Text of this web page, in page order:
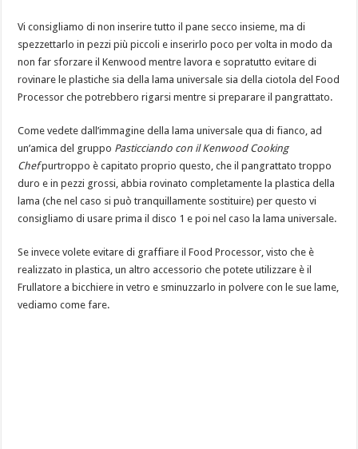
Vi consigliamo di non inserire tutto il pane secco insieme, ma di
spezzettarlo in pezzi più piccoli e inserirlo poco per volta in modo da
non far sforzare il Kenwood mentre lavora e sopratutto evitare di
rovinare le plastiche sia della lama universale sia della ciotola del Food
Processor che potrebbero rigarsi mentre si preparare il pangrattato.
Come vedete dall’immagine della lama universale qua di fianco, ad
un’amica del gruppo Pasticciando con il Kenwood Cooking
Chefpurtroppo è capitato proprio questo, che il pangrattato troppo
duro e in pezzi grossi, abbia rovinato completamente la plastica della
lama (che nel caso si può tranquillamente sostituire) per questo vi
consigliamo di usare prima il disco 1 e poi nel caso la lama universale.
Se invece volete evitare di graffiare il Food Processor, visto che è
realizzato in plastica, un altro accessorio che potete utilizzare è il
Frullatore a bicchiere in vetro e sminuzzarlo in polvere con le sue lame,
vediamo come fare.